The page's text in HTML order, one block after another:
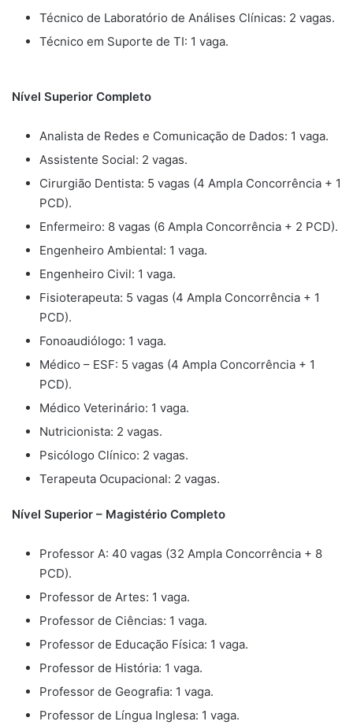
Técnico de Laboratório de Análises Clínicas: 2 vagas.
Técnico em Suporte de TI: 1 vaga.
Nível Superior Completo
Analista de Redes e Comunicação de Dados: 1 vaga.
Assistente Social: 2 vagas.
Cirurgião Dentista: 5 vagas (4 Ampla Concorrência + 1
PCD).
Enfermeiro: 8 vagas (6 Ampla Concorrência + 2 PCD).
Engenheiro Ambiental: 1 vaga.
Engenheiro Civil: 1 vaga.
Fisioterapeuta: 5 vagas (4 Ampla Concorrência + 1
PCD).
Fonoaudiólogo: 1 vaga.
Médico – ESF: 5 vagas (4 Ampla Concorrência + 1
PCD).
Médico Veterinário: 1 vaga.
Nutricionista: 2 vagas.
Psicólogo Clínico: 2 vagas.
Terapeuta Ocupacional: 2 vagas.
Nível Superior – Magistério Completo
Professor A: 40 vagas (32 Ampla Concorrência + 8
PCD).
Professor de Artes: 1 vaga.
Professor de Ciências: 1 vaga.
Professor de Educação Física: 1 vaga.
Professor de História: 1 vaga.
Professor de Geografia: 1 vaga.
Professor de Língua Inglesa: 1 vaga.